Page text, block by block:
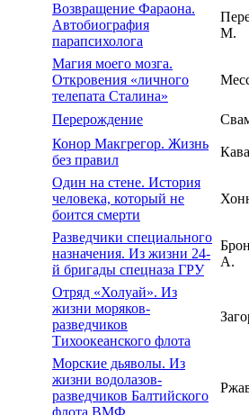
Возвращение Фараона.
Автобиография
парапсихолога
М.
Магия моего мозга.
Откровения «личного
телепата Сталина»
Перерождение
Конор Макгрегор. Жизнь
без правил
Один на стене. История
человека, который не
боится смерти
Разведчики специального
назначения. Из жизни 24-
й бригады спецназа ГРУ
А.
Отряд «Холуай». Из
жизни моряков-
разведчиков
Тихоокеанского флота
Морские дьяволы. Из
жизни водолазов-
разведчиков Балтийского